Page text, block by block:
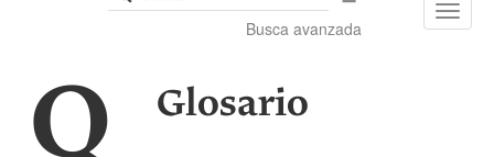
Busca avanzada
Q Glosario